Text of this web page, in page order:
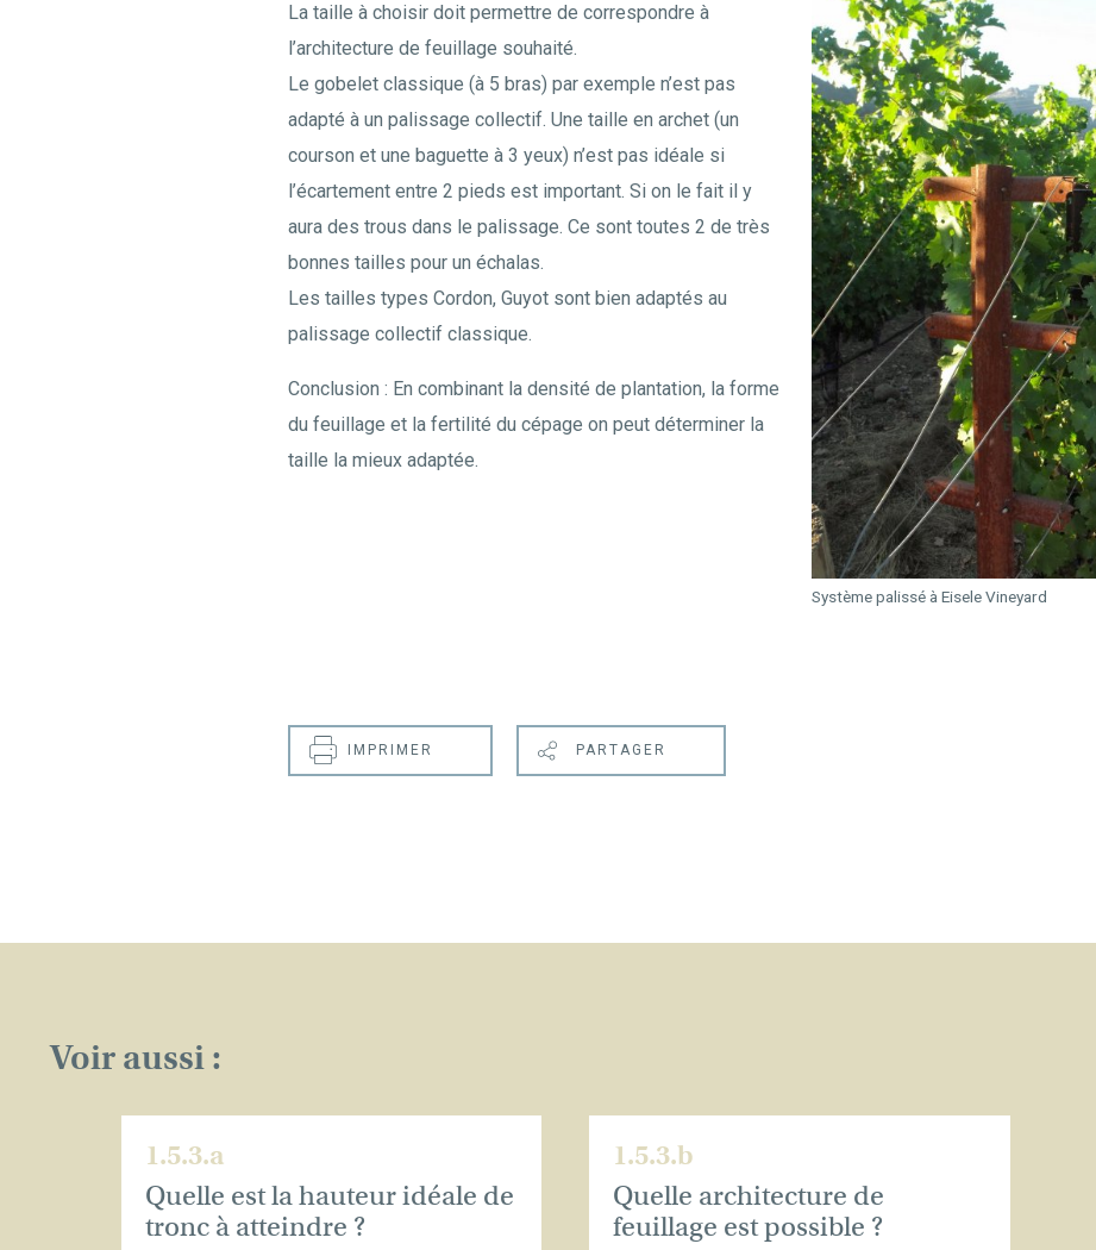
La taille à choisir doit permettre de correspondre à
l’architecture de feuillage souhaité.
Le gobelet classique (à 5 bras) par exemple n’est pas
adapté à un palissage collectif. Une taille en archet (un
courson et une baguette à 3 yeux) n’est pas idéale si
l’écartement entre 2 pieds est important. Si on le fait il y
aura des trous dans le palissage. Ce sont toutes 2 de très
bonnes tailles pour un échalas.
Les tailles types Cordon, Guyot sont bien adaptés au
palissage collectif classique.
Conclusion : En combinant la densité de plantation, la forme
du feuillage et la fertilité du cépage on peut déterminer la
taille la mieux adaptée.
Système palissé à Eisele Vineyard
IMPRIMER PARTAGER
Voir aussi :
1.5.3.a
Quelle est la hauteur idéale de
tronc à atteindre ?
1.5.3.b
Quelle architecture de
feuillage est possible ?